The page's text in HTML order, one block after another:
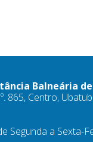
Balneária
865, Centro,
Segunda a Sexta-